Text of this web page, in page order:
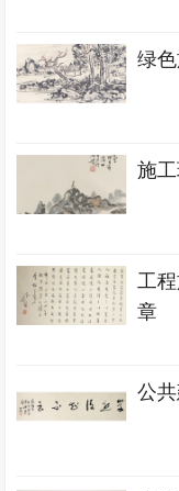
绿
施
工
章
公